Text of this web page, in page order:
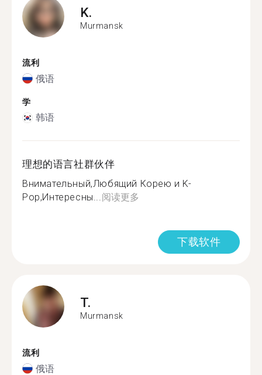
K.
Murmansk
流利
俄语
学
韩语
理想的语言社群伙伴
Внимательный,Любящий Корею и K-
Pop,Интересны...阅读更多
下载软件
T.
Murmansk
流利
俄语